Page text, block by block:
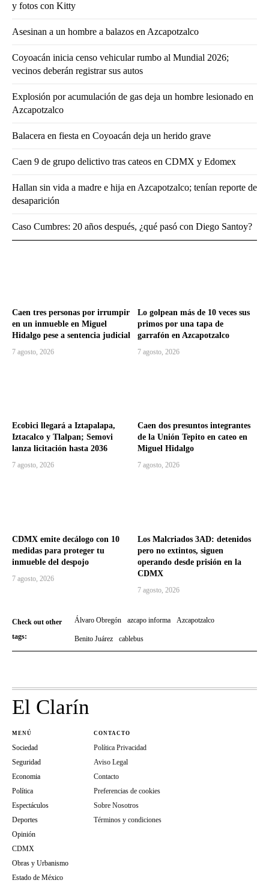
Caen tres personas por irrumpir
en un inmueble en Miguel
Hidalgo pese a sentencia judicial
7 agosto, 2026
Lo golpean más de 10 veces sus
primos por una tapa de
garrafón en Azcapotzalco
7 agosto, 2026
Ecobici llegará a Iztapalapa,
Iztacalco y Tlalpan; Semovi
lanza licitación hasta 2036
7 agosto, 2026
Caen dos presuntos integrantes
de la Unión Tepito en cateo en
Miguel Hidalgo
7 agosto, 2026
CDMX emite decálogo con 10
medidas para proteger tu
inmueble del despojo
7 agosto, 2026
Los Malcriados 3AD: detenidos
pero no extintos, siguen
operando desde prisión en la
CDMX
7 agosto, 2026
Check out other
tags:
Álvaro Obregón azcapo informa Azcapotzalco
Benito Juárez cablebus
y fotos con Kitty
Asesinan a un hombre a balazos en Azcapotzalco
Coyoacán inicia censo vehicular rumbo al Mundial 2026;
vecinos deberán registrar sus autos
Explosión por acumulación de gas deja un hombre lesionado en
Azcapotzalco
Balacera en fiesta en Coyoacán deja un herido grave
Caen 9 de grupo delictivo tras cateos en CDMX y Edomex
Hallan sin vida a madre e hija en Azcapotzalco; tenían reporte de
desaparición
Caso Cumbres: 20 años después, ¿qué pasó con Diego Santoy?
El Clarín
MENÚ
Sociedad
Seguridad
Economia
Política
Espectáculos
Deportes
Opinión
CDMX
Obras y Urbanismo
Estado de México
CONTACTO
Política Privacidad
Aviso Legal
Contacto
Preferencias de cookies
Sobre Nosotros
Términos y condiciones